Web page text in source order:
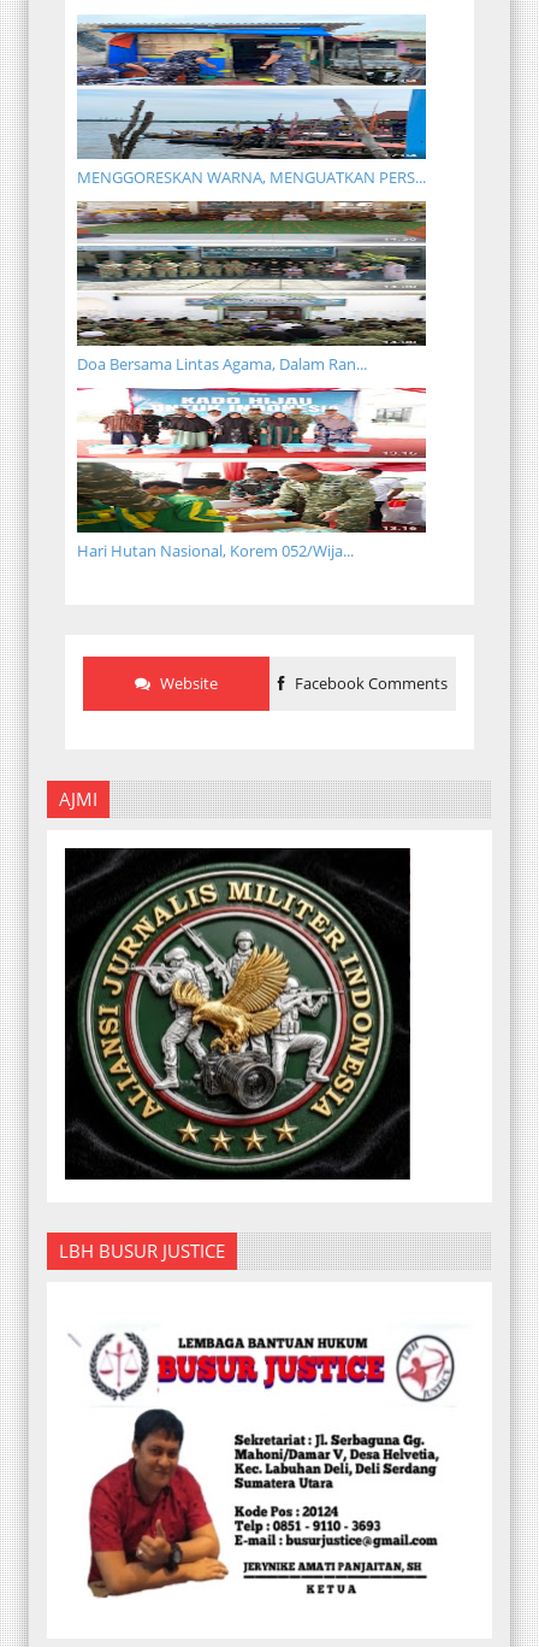
MENGGORESKAN WARNA, MENGUATKAN PERS...
Doa Bersama Lintas Agama, Dalam Ran...
Hari Hutan Nasional, Korem 052/Wija...
Website Facebook Comments
AJMI
LBH BUSUR JUSTICE